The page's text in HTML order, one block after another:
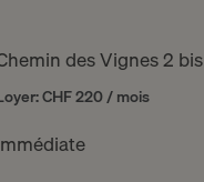
des Vignes 2 bis
CHF 220 / mois